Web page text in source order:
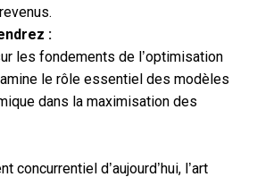
:
les fondements de l’optimisation
le rôle essentiel des modèles
dans la maximisation des
concurrentiel d’aujourd’hui, l’art